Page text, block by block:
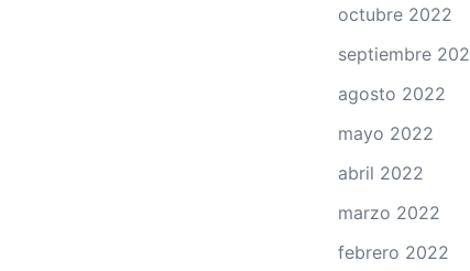
octubre 2022
septiembre
agosto 2022
mayo 2022
abril 2022
marzo 2022
febrero 2022